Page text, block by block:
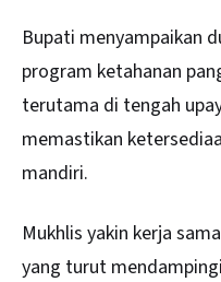
Bupati menyampaikan
program ketahanan
terutama di tengah
memastikan
mandiri.
Mukhlis yakin kerja
yang turut